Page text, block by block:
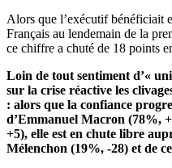
Alors que l’exécutif bénéficiait
Français au lendemain de la
ce chiffre a chuté de 18 points
Loin de tout sentiment d’«
sur la crise réactive les
: alors que la confiance
d’Emmanuel Macron (78%,
+5), elle est en chute libre
Mélenchon (19%, -28) et de